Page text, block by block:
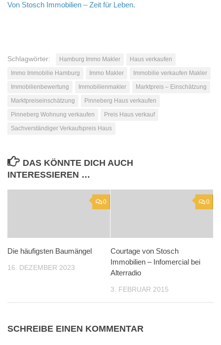
Von Stosch Immobilien – Zeit für Leben.
Schlagwörter: Hamburg Immo Makler
Haus verkaufen
Immo Immobilie Hamburg
Immo Makler
Immobilie verkaufen Makler
Immobilienbewertung
Immobilienmakler
Marktpreis – Einschätzung
Marktpreiseinschätzung
Pinneberg Haus verkaufen
Pinneberg Wohnung verkaufen
Preis Haus verkauf
Sachverständiger Verkaufspreis Haus
DAS KÖNNTE DICH AUCH
INTERESSIEREN …
0
Die häufigsten Baumängel
16. DEZEMBER 2023
0
Courtage von Stosch
Immobilien – Infomercial bei
Alterradio
3. FEBRUAR 2015
SCHREIBE EINEN KOMMENTAR